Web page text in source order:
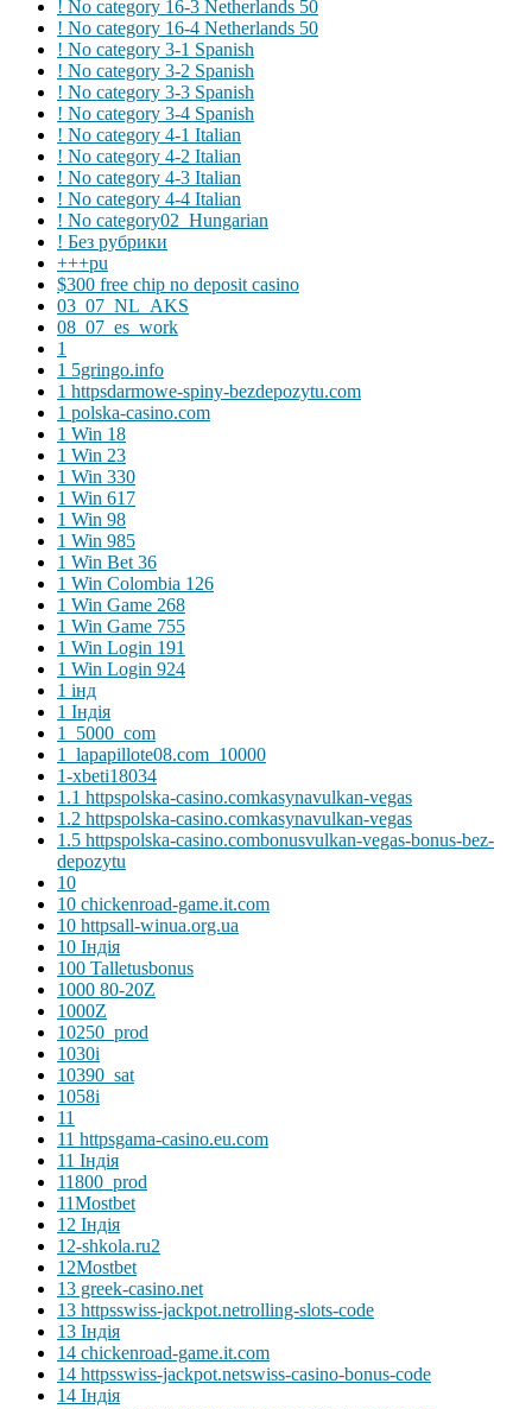
! No category 16-3 Netherlands 50
! No category 16-4 Netherlands 50
! No category 3-1 Spanish
! No category 3-2 Spanish
! No category 3-3 Spanish
! No category 3-4 Spanish
! No category 4-1 Italian
! No category 4-2 Italian
! No category 4-3 Italian
! No category 4-4 Italian
! No category02_Hungarian
! Без рубрики
+++pu
$300 free chip no deposit casino
03_07_NL_AKS
08_07_es_work
1
1 5gringo.info
1 httpsdarmowe-spiny-bezdepozytu.com
1 polska-casino.com
1 Win 18
1 Win 23
1 Win 330
1 Win 617
1 Win 98
1 Win 985
1 Win Bet 36
1 Win Colombia 126
1 Win Game 268
1 Win Game 755
1 Win Login 191
1 Win Login 924
1 інд
1 Індія
1_5000_com
1_lapapillote08.com_10000
1-xbeti18034
1.1 httpspolska-casino.comkasynavulkan-vegas
1.2 httpspolska-casino.comkasynavulkan-vegas
1.5 httpspolska-casino.combonusvulkan-vegas-bonus-bez-
depozytu
10
10 chickenroad-game.it.com
10 httpsall-winua.org.ua
10 Індія
100 Talletusbonus
1000 80-20Z
1000Z
10250_prod
1030i
10390_sat
1058i
11
11 httpsgama-casino.eu.com
11 Індія
11800_prod
11Mostbet
12 Індія
12-shkola.ru2
12Mostbet
13 greek-casino.net
13 httpsswiss-jackpot.netrolling-slots-code
13 Індія
14 chickenroad-game.it.com
14 httpsswiss-jackpot.netswiss-casino-bonus-code
14 Індія